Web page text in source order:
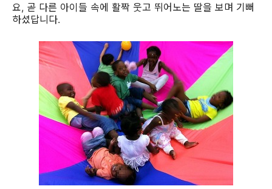
요, 곧 다른 아이들 속에 활짝 웃고 뛰어노는 딸을 보며 기뻐
하셨답니다.